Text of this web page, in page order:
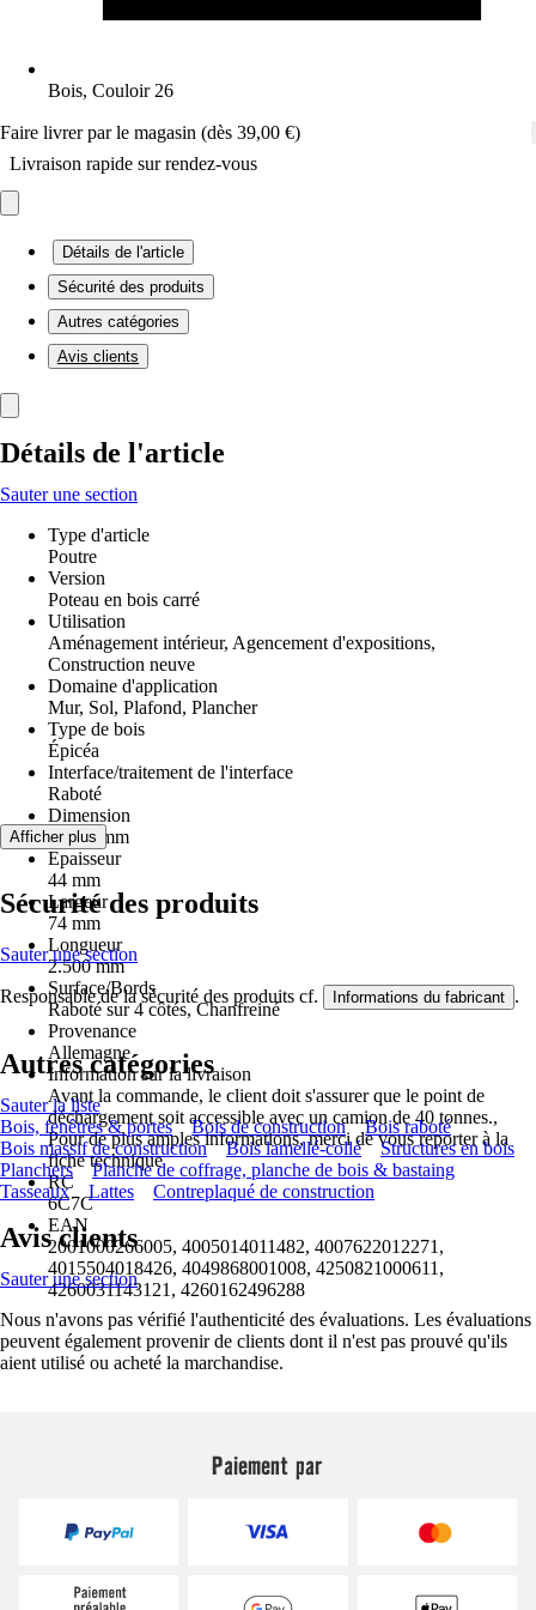
Bois, Couloir 26
Faire livrer par le magasin (dès 39,00 €)
Livraison rapide sur rendez-vous
Détails de l'article
Sécurité des produits
Autres catégories
Avis clients
Détails de l'article
Sauter une section
Type d'article
Poutre
Version
Poteau en bois carré
Utilisation
Aménagement intérieur, Agencement d'expositions,
Construction neuve
Domaine d'application
Mur, Sol, Plafond, Plancher
Type de bois
Épicéa
Interface/traitement de l'interface
Raboté
Dimension
44x74 mm
Epaisseur
44 mm
Largeur
74 mm
Longueur
2.500 mm
Surface/Bords
Raboté sur 4 côtés, Chanfreiné
Provenance
Allemagne
Information sur la livraison
Avant la commande, le client doit s'assurer que le point de
déchargement soit accessible avec un camion de 40 tonnes.,
Pour de plus amples informations, merci de vous reporter à la
fiche technique
RC
6C7C
EAN
2001000266005, 4005014011482, 4007622012271,
4015504018426, 4049868001008, 4250821000611,
4260031143121, 4260162496288
Afficher plus
Sécurité des produits
Sauter une section
Responsable de la sécurité des produits cf. Informations du fabricant .
Autres catégories
Sauter la liste
Bois, fenêtres & portes
Bois de construction
Bois raboté
Bois massif de construction
Bois lamellé-collé
Structures en bois
Planchers
Planche de coffrage, planche de bois & bastaing
Tasseaux
Lattes Contreplaqué de construction
Avis clients
Sauter une section
Nous n'avons pas vérifié l'authenticité des évaluations. Les évaluations
peuvent également provenir de clients dont il n'est pas prouvé qu'ils
aient utilisé ou acheté la marchandise.
Paiement par